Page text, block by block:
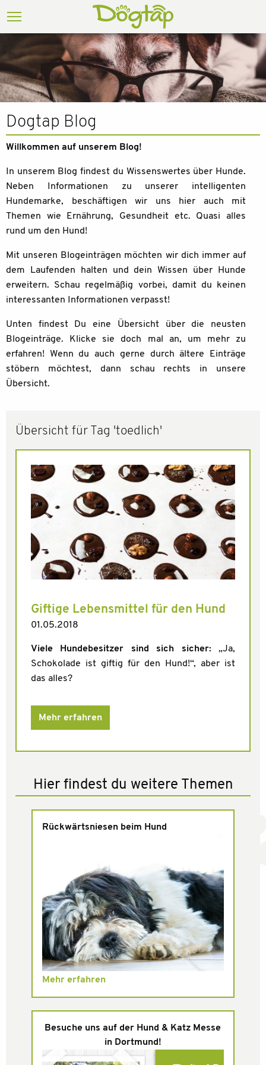
Dogtap Blog
Willkommen auf unserem Blog!
In unserem Blog findest du Wissenswertes über Hunde.
Neben Informationen zu unserer intelligenten
Hundemarke, beschäftigen wir uns hier auch mit
Themen wie Ernährung, Gesundheit etc. Quasi alles
rund um den Hund!
Mit unseren Blogeinträgen möchten wir dich immer auf
dem Laufenden halten und dein Wissen über Hunde
erweitern. Schau regelmäßig vorbei, damit du keinen
interessanten Informationen verpasst!
Unten findest Du eine Übersicht über die neusten
Blogeinträge. Klicke sie doch mal an, um mehr zu
erfahren! Wenn du auch gerne durch ältere Einträge
stöbern möchtest, dann schau rechts in unsere
Übersicht.
Übersicht für Tag 'toedlich'
Giftige Lebensmittel für den Hund
01.05.2018
Viele Hundebesitzer sind sich sicher: „Ja,
Schokolade ist giftig für den Hund!“, aber ist
das alles?
Mehr erfahren
Hier findest du weitere Themen
Rückwärtsniesen beim Hund
Mehr erfahren
Besuche uns auf der Hund & Katz Messe
in Dortmund!